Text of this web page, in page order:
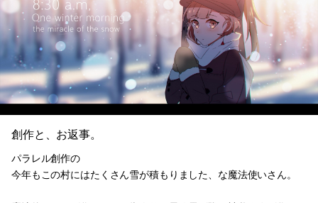
創作と、お返事。
パラレル創作の
今年もこの村にはたくさん雪が積もりました、な魔法使いさん。